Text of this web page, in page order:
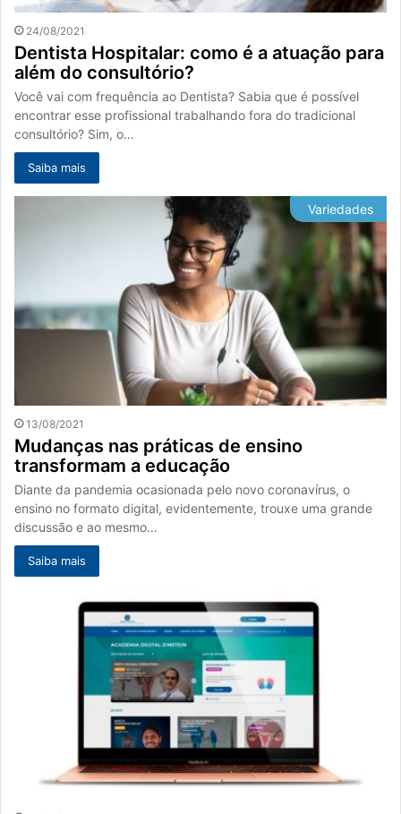
24/08/2021
Dentista Hospitalar: como é a atuação para
além do consultório?
Você vai com frequência ao Dentista? Sabia que é possível
encontrar esse profissional trabalhando fora do tradicional
consultório? Sim, o…
Saiba mais
Variedades
13/08/2021
Mudanças nas práticas de ensino
transformam a educação
Diante da pandemia ocasionada pelo novo coronavírus, o
ensino no formato digital, evidentemente, trouxe uma grande
discussão e ao mesmo…
Saiba mais